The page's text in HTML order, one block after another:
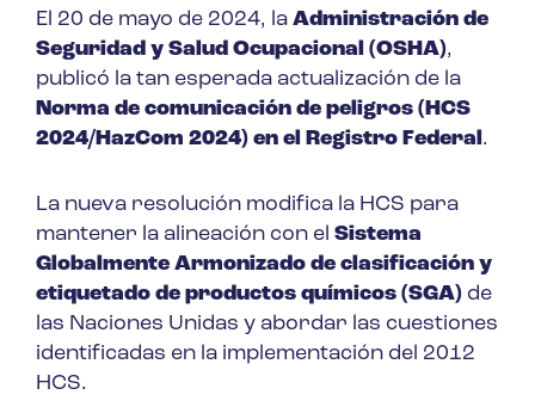
El 20 de mayo de 2024, la Administración de
Seguridad y Salud Ocupacional (OSHA),
publicó la tan esperada actualización de la
Norma de comunicación de peligros (HCS
2024/HazCom 2024) en el Registro Federal.
La nueva resolución modifica la HCS para
mantener la alineación con el Sistema
Globalmente Armonizado de clasificación y
etiquetado de productos químicos (SGA) de
las Naciones Unidas y abordar las cuestiones
identificadas en la implementación del 2012
HCS.